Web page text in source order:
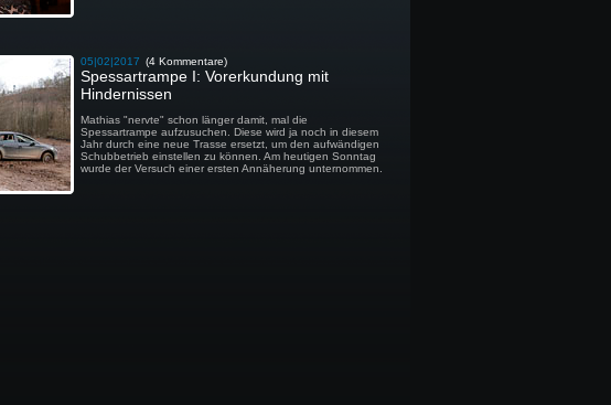
05|02|2017 (4 Kommentare)
Spessartrampe I: Vorerkundung mit
Hindernissen
Mathias "nervte" schon länger damit, mal die
Spessartrampe aufzusuchen. Diese wird ja noch in diesem
Jahr durch eine neue Trasse ersetzt, um den aufwändigen
Schubbetrieb einstellen zu können. Am heutigen Sonntag
wurde der Versuch einer ersten Annäherung unternommen.